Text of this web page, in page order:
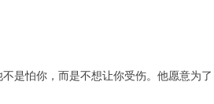
是怕你，而是不想让你受伤。他愿意为了